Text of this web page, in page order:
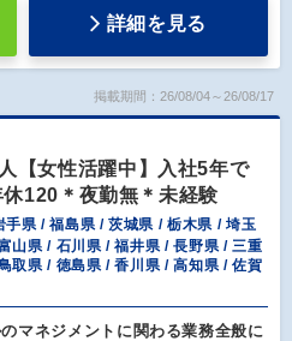
詳細を見る
掲載期間：26/08/04～26/08/17
【女性活躍中】入社5年で
120＊夜勤無＊未経験
手県 / 福島県 / 茨城県 / 栃木県 / 埼玉
山県 / 石川県 / 福井県 / 長野県 / 三重
取県 / 徳島県 / 香川県 / 高知県 / 佐賀
マネジメントに関わる業務全般に